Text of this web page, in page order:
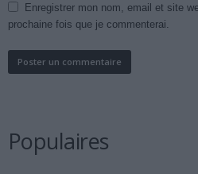
Enregistrer mon nom, email et site
prochaine fois que je commenterai.
Populaires